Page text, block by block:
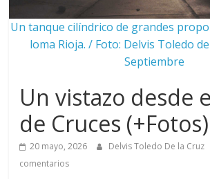
Un tanque cilíndrico de grandes
loma Rioja. / Foto: Delvis Toledo
Septiembre
Un vistazo desde
de Cruces (+Fotos)
20 mayo, 2026 Delvis Toledo De la Cruz
comentarios